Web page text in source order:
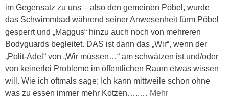
im Gegensatz zu uns – also den gemeinen Pöbel, wurde
das Schwimmbad während seiner Anwesenheit fürm Pöbel
gesperrt und „Maggus“ hinzu auch noch von mehreren
Bodyguards begleitet. DAS ist dann das „Wir“, wenn der
„Polit-Adel“ von „Wir müssen…“ am schwätzen ist und/oder
von keinerlei Probleme im öffentlichen Raum etwas wissen
will. Wie ich oftmals sage; Ich kann mittweile schon ohne
was zu essen immer mehr Kotzen…..… Mehr